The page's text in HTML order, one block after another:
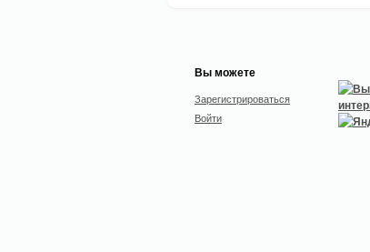
Вы можете
Зарегистрироваться
Войти